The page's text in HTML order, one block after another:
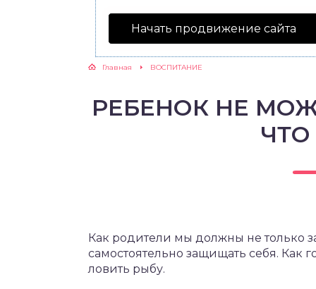
Начать продвижение сайта
Главная ВОСПИТАНИЕ
РЕБЕНОК НЕ
ЧТО
Как родители мы должны не только
самостоятельно защищать себя. Как
ловить рыбу.